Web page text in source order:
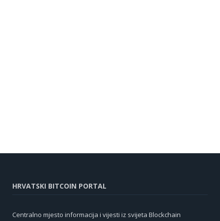
HRVATSKI BITCOIN PORTAL
Centralno mjesto informacija i vijesti iz svijeta Blockchain